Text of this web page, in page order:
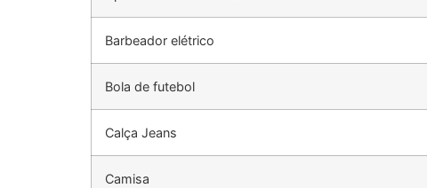
Barbeador elétrico
Bola de futebol
Calça Jeans
Camisa